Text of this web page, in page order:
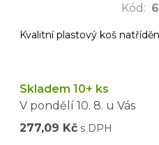
Kód :
Kvalitní plastový koš
Skladem 10+ ks
V pondělí 10. 8. u Vás
277,09 Kč s DPH